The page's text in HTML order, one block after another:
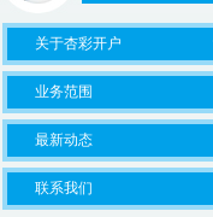
关于杏彩开户
业务范围
最新动态
联系我们